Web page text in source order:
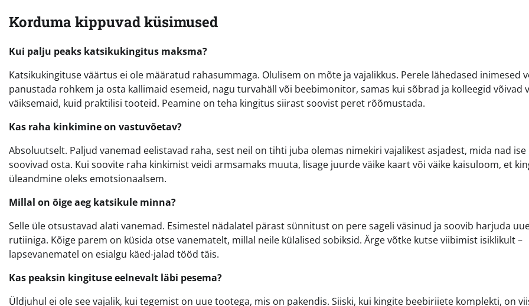
Korduma kippuvad küsimused
Kui palju peaks katsikukingitus maksma?
Katsikukingituse väärtus ei ole määratud rahasummaga. Olulisem on mõte ja vajalikkus. Perele lähedased inimesed
panustada rohkem ja osta kallimaid esemeid, nagu turvahäll või beebimonitor, samas kui sõbrad ja kolleegid võivad
väiksemaid, kuid praktilisi tooteid. Peamine on teha kingitus siirast soovist peret rõõmustada.
Kas raha kinkimine on vastuvõetav?
Absoluutselt. Paljud vanemad eelistavad raha, sest neil on tihti juba olemas nimekiri vajalikest asjadest, mida nad ise
soovivad osta. Kui soovite raha kinkimist veidi armsamaks muuta, lisage juurde väike kaart või väike kaisuloom, et
üleandmine oleks emotsionaalsem.
Millal on õige aeg katsikule minna?
Selle üle otsustavad alati vanemad. Esimestel nädalatel pärast sünnitust on pere sageli väsinud ja soovib harjuda
rutiiniga. Kõige parem on küsida otse vanematelt, millal neile külalised sobiksid. Ärge võtke kutse viibimist isiklikult –
lapsevanematel on esialgu käed-jalad tööd täis.
Kas peaksin kingituse eelnevalt läbi pesema?
Üldjuhul ei ole see vajalik, kui tegemist on uue tootega, mis on pakendis. Siiski, kui kingite beebiriiete komplekti, on